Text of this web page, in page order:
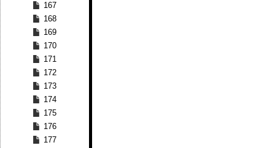
167
168
169
170
171
172
173
174
175
176
177